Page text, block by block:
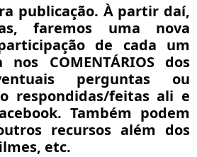
publicação. À partir daí,
, faremos uma nova
de cada um
COMENTÁRIOS dos
perguntas ou
respondidas/feitas ali e
Também podem
recursos além dos
etc.